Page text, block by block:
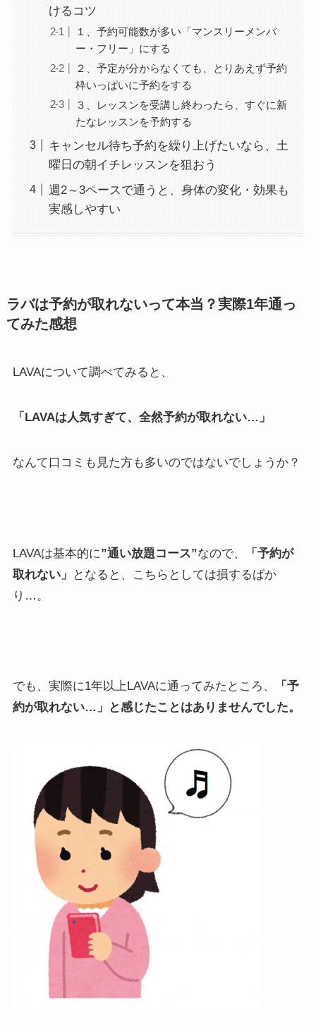
けるコツ
１、予約可能数が多い「マンスリーメンバ
ー・フリー」にする
２、予定が分からなくても、とりあえず予約
枠いっぱいに予約をする
３、レッスンを受講し終わったら、すぐに新
たなレッスンを予約する
キャンセル待ち予約を繰り上げたいなら、土
曜日の朝イチレッスンを狙おう
週2～3ペースで通うと、身体の変化・効果も
実感しやすい
ラバは予約が取れないって本当？実際1年通っ
てみた感想
LAVAについて調べてみると、
「LAVAは人気すぎて、全然予約が取れない…」
なんて口コミも見た方も多いのではないでしょうか？
LAVAは基本的に”通い放題コース”なので、
「予約が
取れない」
となると、こちらとしては損するばか
り…。
でも、実際に1年以上LAVAに通ってみたところ、
「予
約が取れない…」と感じたことはありませんでした。